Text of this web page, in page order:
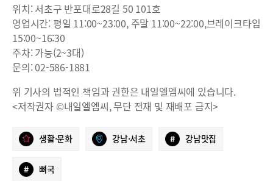
위치: 서초구 반포대로28길 50 101호
영업시간: 평일 11:00~23:00, 주말 11:00~22:00,브레이크타임
15:00~16:30
주차: 가능(2~3대)
문의: 02-586-1881
위 기사의 법적인 책임과 권한은 내일엘엠씨에 있습니다.
<저작권자 ©내일엘엠씨, 무단 전재 및 재배포 금지>
생활·문화 강남·서초 # 강남맛집
# 뼈국